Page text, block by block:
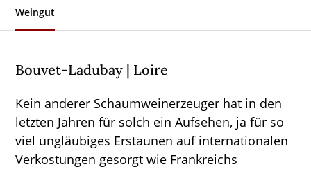
Weingut
Bouvet-Ladubay | Loire
Kein anderer Schaumweinerzeuger hat in den
letzten Jahren für solch ein Aufsehen, ja für so
viel ungläubiges Erstaunen auf internationalen
Verkostungen gesorgt wie Frankreichs